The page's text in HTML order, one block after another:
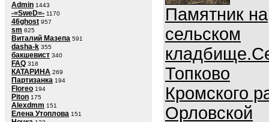
Admin 1443
-=SweD=- 1170
46ghost 957
sm 825
Виталий Мазепа 591
dasha-k 355
бакшевист 340
FAQ 318
КАТАРИНА 269
Партизанка 194
Floreo 194
Piton 175
Alexdmm 151
Елена Утоплова 151
Памятник на
сельском
Топково
Кромского
Орловской